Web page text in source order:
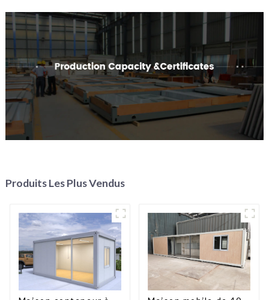
Personnalisée
Produits Les Plus Vendus